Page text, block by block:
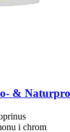
&
i chrom